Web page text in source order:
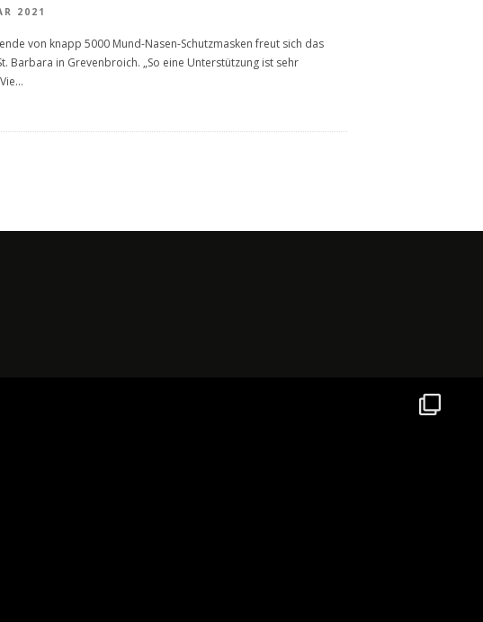
2021
von knapp 5000 Mund-Nasen-Schutzmasken freut sich das
Barbara in Grevenbroich. „So eine Unterstützung ist sehr
...